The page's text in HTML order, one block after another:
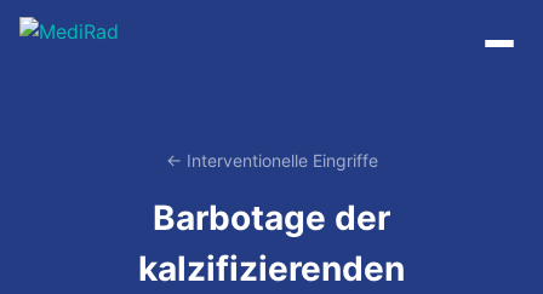
Zum
Inhalt
← Interventionelle Eingriffe
Barbotage der
kalzifizierenden